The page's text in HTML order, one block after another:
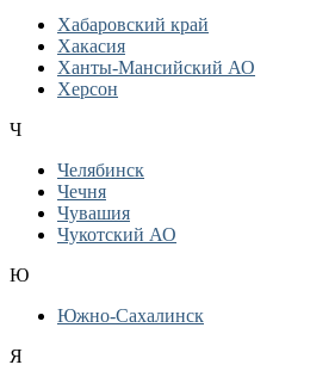
Хабаровский край
Хакасия
Ханты-Мансийский АО
Херсон
Ч
Челябинск
Чечня
Чувашия
Чукотский АО
Ю
Южно-Сахалинск
Я